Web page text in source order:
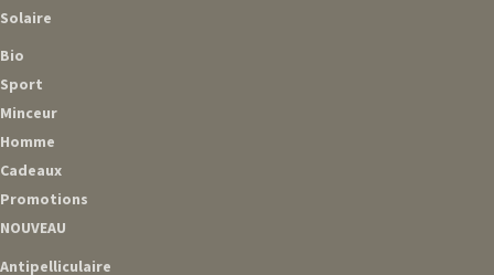
Solaire
Bio
Sport
Minceur
Homme
Cadeaux
Promotions
NOUVEAU
Antipelliculaire